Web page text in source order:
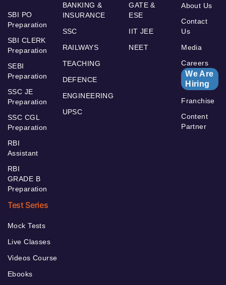
SBI PO
Preparation
SBI CLERK
Preparation
SEBI
Preparation
SSC JE
Preparation
SSC CGL
Preparation
RBI
Assistant
RBI
GRADE B
Preparation
BANKING &
INSURANCE
SSC
RAILWAYS
TEACHING
DEFENCE
ENGINEERING
UPSC
GATE &
ESE
IIT JEE
NEET
About Us
Contact
Us
Media
Careers
We Are
Hiring
Franchise
Content
Partner
Test Series
Mock Tests
Live Classes
Videos Course
Ebooks